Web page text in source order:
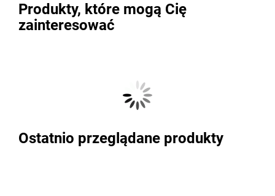
Produkty, które mogą Cię
zainteresować
Ostatnio przeglądane produkty